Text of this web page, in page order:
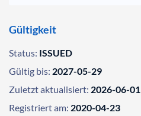
Gültigkeit
Status: ISSUED
Gültig bis: 2027-05-29
Zuletzt aktualisiert: 2026-06-01
Registriert am: 2020-04-23